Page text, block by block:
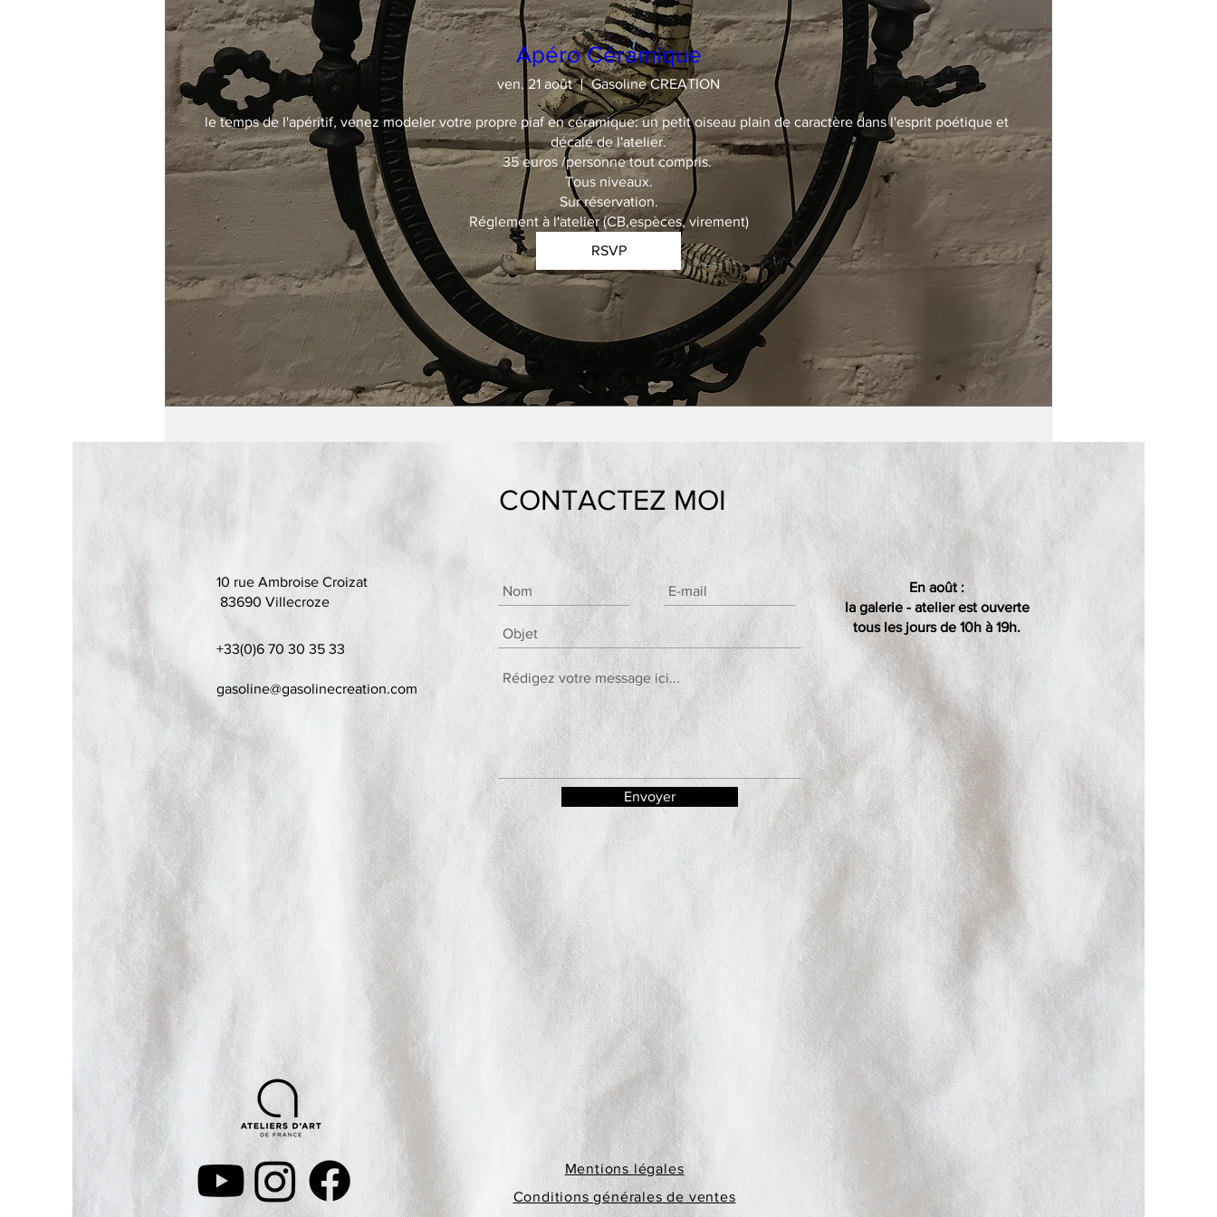
Apéro Céramique
ven. 21 août Gasoline CREATION
le temps de l'apéritif, venez modeler votre propre piaf en céramique: un petit oiseau plain de caractère dans l'esprit poétique et
décalé de l'atelier.
35 euros /personne tout compris.
Tous niveaux.
Sur réservation.
Réglement à l'atelier (CB,espèces, virement)
RSVP
CONTACTEZ MOI
10 rue Ambroise Croizat
83690 Villecroze
+33(0)6 70 30 35 33
gasoline@gasolinecreation.com
Envoyer
Mentions légales
Conditions générales de ventes
En août :
la galerie - atelier est ouverte
tous les jours de 10h à 19h.